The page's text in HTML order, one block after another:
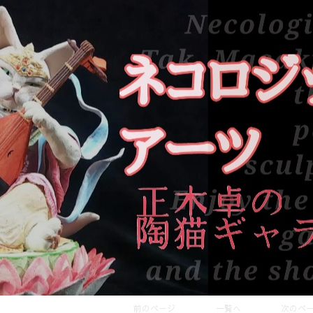
前のページ 一覧へ 次のペ